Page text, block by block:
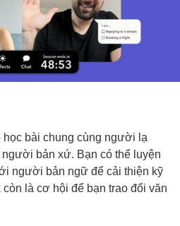
học bài chung cùng người lạ
bản xứ. Bạn có thể luyện
người bản ngữ để cải thiện kỹ
là cơ hội để bạn trao đổi văn